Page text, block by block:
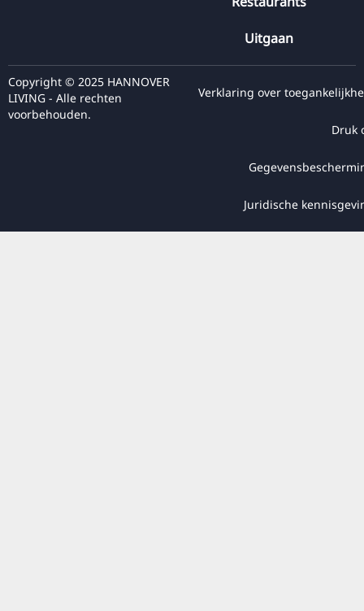
Uitgaan
Copyright © 2025 HANNOVER
LIVING - Alle rechten
voorbehouden.
Verklaring over
Druk
Juridische